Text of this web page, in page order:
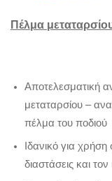
Πέλμα
Αποτελεσματική
μεταταρσίου –
πέλμα του ποδιού
Ιδανικό για
διαστάσεις και